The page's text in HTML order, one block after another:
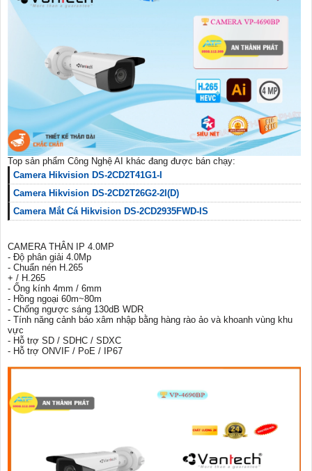
Top sản phẩm Công Nghệ AI khác đang được bán chạy:
Camera Hikvision DS-2CD2T41G1-I
Camera Hikvision DS-2CD2T26G2-2I(D)
Camera Mắt Cá Hikvision DS-2CD2935FWD-IS
CAMERA THÂN IP 4.0MP
- Độ phân giải 4.0Mp
- Chuẩn nén H.265
+ / H.265
- Ống kính 4mm / 6mm
- Hồng ngoại 60m~80m
- Chống ngược sáng 130dB WDR
- Tính năng cảnh báo xâm nhập bằng hàng rào ảo và khoanh vùng khu
vực
- Hỗ trợ SD / SDHC / SDXC
- Hỗ trợ ONVIF / PoE / IP67